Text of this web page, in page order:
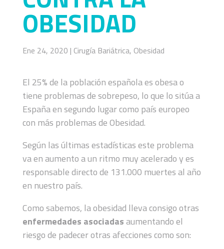
OBESIDAD
Ene 24, 2020 | Cirugía Bariátrica, Obesidad
El 25% de la población española es obesa o
tiene problemas de sobrepeso, lo que lo sitúa a
España en segundo lugar como país europeo
con más problemas de Obesidad.
Según las últimas estadísticas este problema
va en aumento a un ritmo muy acelerado y es
responsable directo de 131.000 muertes al año
en nuestro país.
Como sabemos, la obesidad lleva consigo otras
enfermedades asociadasaumentando el
riesgo de padecer otras afecciones como son: